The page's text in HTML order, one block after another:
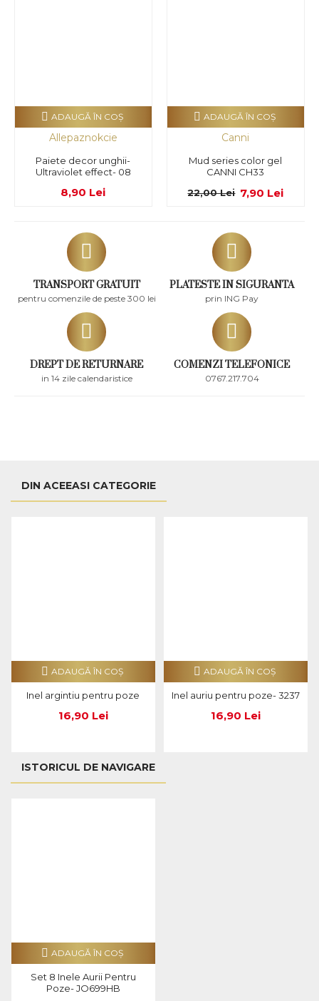
TRANSPORT GRATUIT
pentru comenzile de peste 300 lei
PLATESTE IN SIGURANTA
prin ING Pay
DREPT DE RETURNARE
in 14 zile calendaristice
COMENZI TELEFONICE
0767.217.704
Allepaznokcie
Paiete decor unghii-
Ultraviolet effect- 08
8,90 Lei
ADAUGĂ ÎN COŞ
Canni
Mud series color gel
CANNI CH33
7,90 Lei
22,00 Lei
ADAUGĂ ÎN COŞ
DIN ACEEASI CATEGORIE
Inel argintiu pentru poze
16,90 Lei
ADAUGĂ ÎN COŞ
Inel auriu pentru poze- 3237
16,90 Lei
ADAUGĂ ÎN COŞ
ISTORICUL DE NAVIGARE
Set 8 Inele Aurii Pentru
Poze- JO699HB
ADAUGĂ ÎN COŞ